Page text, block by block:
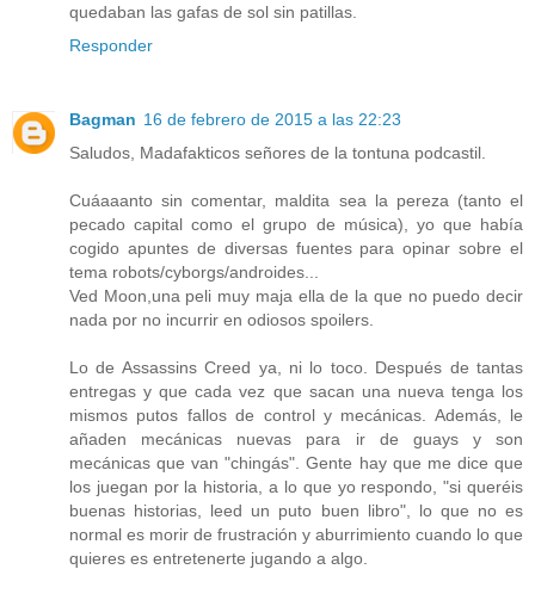
quedaban las gafas de sol sin patillas.
Responder
Bagman 16 de febrero de 2015 a las 22:23
Saludos, Madafakticos señores de la tontuna podcastil.
Cuáaaanto sin comentar, maldita sea la pereza (tanto el
pecado capital como el grupo de música), yo que había
cogido apuntes de diversas fuentes para opinar sobre el
tema robots/cyborgs/androides...
Ved Moon,una peli muy maja ella de la que no puedo decir
nada por no incurrir en odiosos spoilers.
Lo de Assassins Creed ya, ni lo toco. Después de tantas
entregas y que cada vez que sacan una nueva tenga los
mismos putos fallos de control y mecánicas. Además, le
añaden mecánicas nuevas para ir de guays y son
mecánicas que van "chingás". Gente hay que me dice que
los juegan por la historia, a lo que yo respondo, "si queréis
buenas historias, leed un puto buen libro", lo que no es
normal es morir de frustración y aburrimiento cuando lo que
quieres es entretenerte jugando a algo.